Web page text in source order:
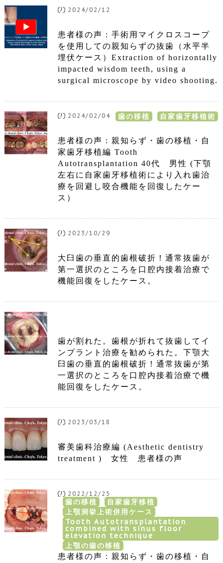
2024/02/12
患者様の声 : 手術用マイクロスコープ
を使用しての親知らずの抜歯（水平半
埋伏ケース）Extraction of horizontally
impacted wisdom teeth, using a
surgical microscope by video shooting.
2024/02/04 歯の移植 自家歯牙移植術
患者様の声 : 親知らず・歯の移植・自
家歯牙移植編 Tooth
Autotransplantation 40代 男性 (下顎
左右に自家歯牙移植術により入れ歯治
療を回避し咬合機能を回復したケー
ス）
2023/10/29
大臼歯の垂直的歯根破折！通常抜歯が
第一選択のところを口腔内接着治療で
機能回復をしたケース。
歯が割れた。歯根が折れて抜歯してイ
ンプラント治療を勧められた。下顎大
臼歯の垂直的歯根破折！通常抜歯が第
一選択のところを口腔内接着治療で機
能回復をしたケース。
2023/03/18
審美歯科治療編 (Aesthetic dentistry
treatment ) 女性 患者様の声
2022/12/25
歯の移植
自家歯牙移植
上顎洞挙上術併用ケース
Tooth Autotransplantation
combined with sinus floor
elevation technique
上顎の歯の移植
患者様の声 : 親知らず・歯の移植・自